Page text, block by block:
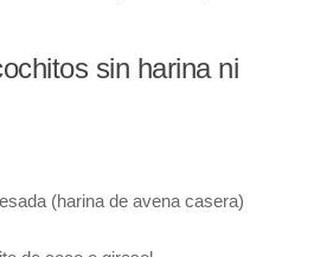
sin harina ni
(harina de avena casera)